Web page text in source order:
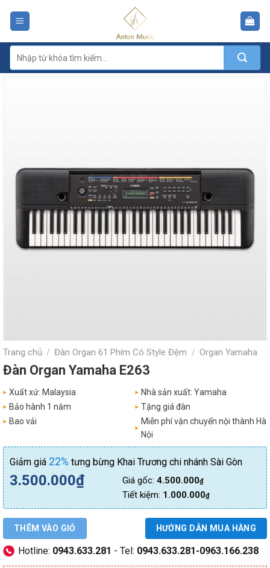
kiếm:
Trang chủ / Đàn Organ 61 Phím Có Style Đệm / Organ Yamaha
Đàn Organ Yamaha E263
Xuất xứ: Malaysia
Nhà sản xuất: Yamaha
Bảo hành 1 năm
Tặng giá đàn
Bao vải
Miễn phí vận chuyển nội thành Hà
Nội
Giảm giá 22% tưng bừng Khai Trương chi nhánh Sài Gòn
3.500.000₫ Giá gốc: 4.500.000₫
Tiết kiệm: 1.000.000₫
THÊM VÀO GIỎ HƯỚNG DẪN MUA HÀNG
Hotline: 0943.633.281 - Tel: 0943.633.281-0963.166.238